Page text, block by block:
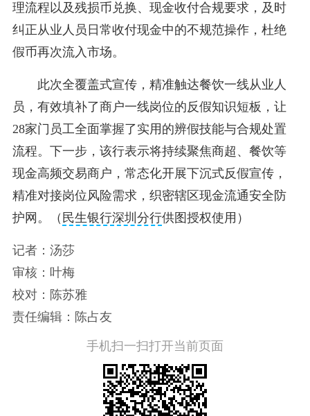
理流程以及残损币兑换、现金收付合规要求，及时
纠正从业人员日常收付现金中的不规范操作，杜绝
假币再次流入市场。
此次全覆盖式宣传，精准触达餐饮一线从业人
员，有效填补了商户一线岗位的反假知识短板，让
28家门员工全面掌握了实用的辨假技能与合规处置
流程。下一步，该行表示将持续聚焦商超、餐饮等
现金高频交易商户，常态化开展下沉式反假宣传，
精准对接岗位风险需求，织密辖区现金流通安全防
护网。（ 民生银行深圳分行供图授权使用）
记者：汤莎
审核：叶梅
校对：陈苏雅
责任编辑：陈占友
手机扫一扫打开当前页面